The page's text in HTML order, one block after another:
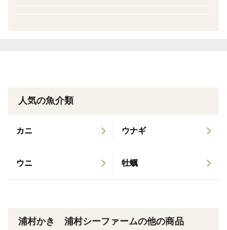
▼発送方法
ります。
▼注文に際しての注意点（お届希望日指定など）
～21時）
人気の魚介類
カニ ウナギ
ウニ 牡蠣
浦村かき 浦村シーファームの他の商品